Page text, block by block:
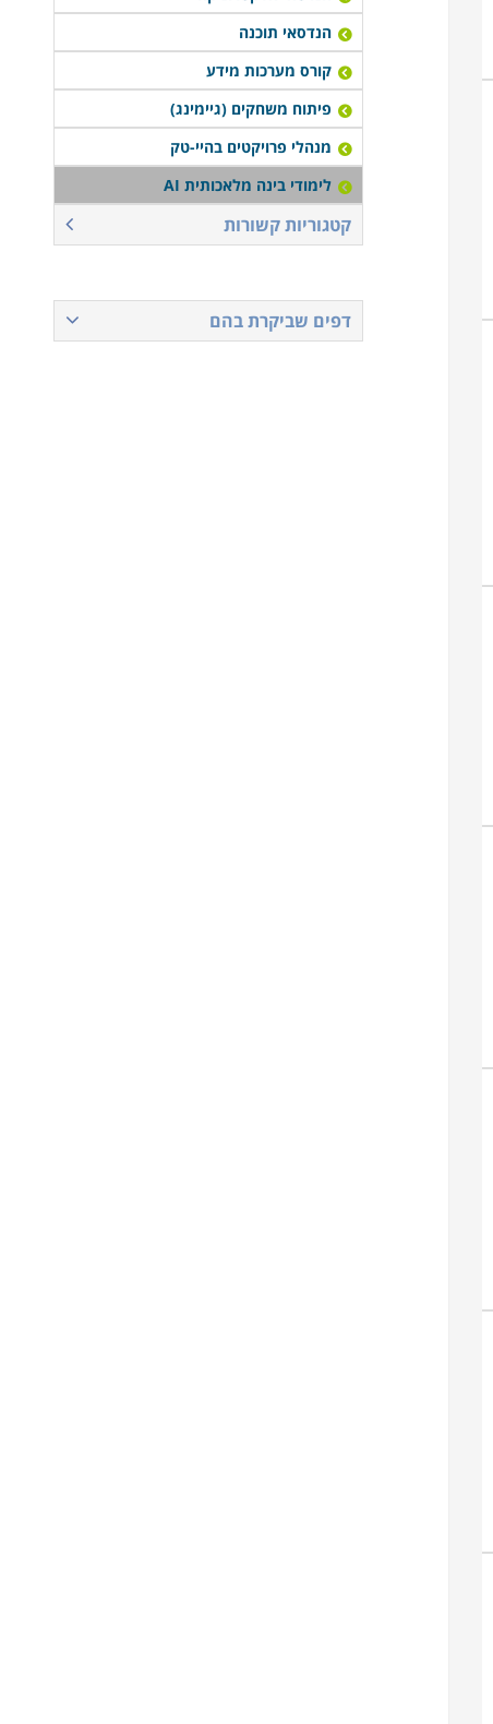
הנדסאי תוכנה
קורס מערכות מידע
פיתוח משחקים (גיימינג)
מנהלי פרויקטים בהיי-טק
לימודי בינה מלאכותית AI
קטגוריות קשורות
דפים שביקרת בהם